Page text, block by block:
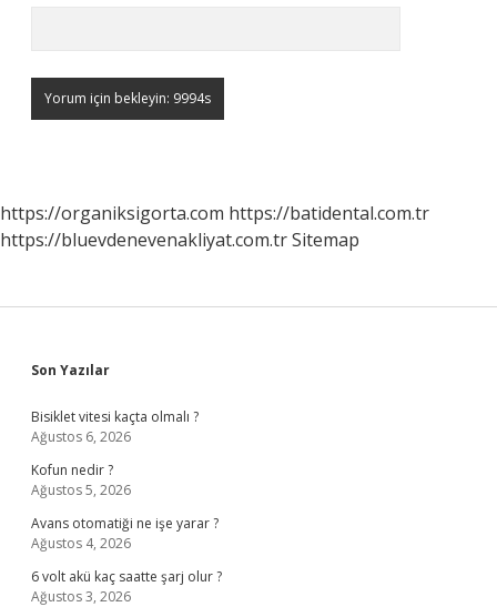
https://organiksigorta.com https://batidental.com.tr
https://bluevdenevenakliyat.com.trSitemap
Sidebar
Son Yazılar
Bisiklet vitesi kaçta olmalı ?
Ağustos 6, 2026
Kofun nedir ?
Ağustos 5, 2026
Avans otomatiği ne işe yarar ?
Ağustos 4, 2026
6 volt akü kaç saatte şarj olur ?
Ağustos 3, 2026